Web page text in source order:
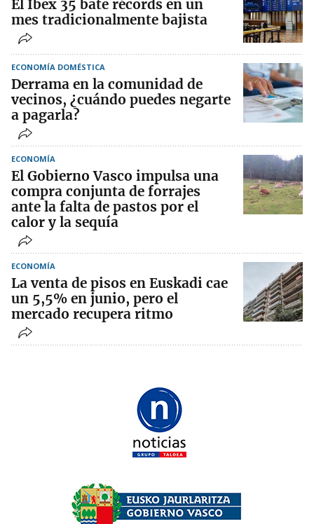
El Ibex 35 bate récords en un
mes tradicionalmente bajista
ECONOMÍA DOMÉSTICA
Derrama en la comunidad de
vecinos, ¿cuándo puedes negarte
a pagarla?
ECONOMÍA
El Gobierno Vasco impulsa una
compra conjunta de forrajes
ante la falta de pastos por el
calor y la sequía
ECONOMÍA
La venta de pisos en Euskadi cae
un 5,5% en junio, pero el
mercado recupera ritmo